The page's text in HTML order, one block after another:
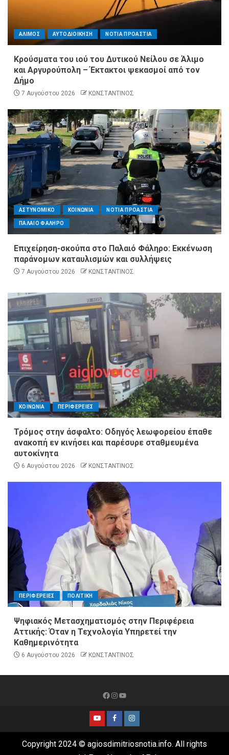
ΑΛΙΜΟΣ ΑΥΤΟΔΙΟΙΚΗΣΗ ΝΟΤΙΑ ΠΡΟΑΣΤΙΑ
Κρούσματα του ιού του Δυτικού Νείλου σε Άλιμο
και Αργυρούπολη – Έκτακτοι ψεκασμοί από τον
Δήμο
7 Αυγούστου 2026 ΚΩΝΣΤΑΝΤΙΝΟΣ
ΑΣΤΥΝΟΜΙΚΟ ΚΟΙΝΩΝΙΑ ΝΟΤΙΑ ΠΡΟΑΣΤΙΑ
ΠΑΛΑΙΟ ΦΑΛΗΡΟ
Επιχείρηση-σκούπα στο Παλαιό Φάληρο: Εκκένωση
παράνομων καταυλισμών και συλλήψεις
7 Αυγούστου 2026 ΚΩΝΣΤΑΝΤΙΝΟΣ
ΚΟΙΝΩΝΙΑ ΠΕΡΙΦΕΡΕΙΕΣ
Τρόμος στην άσφαλτο: Οδηγός λεωφορείου έπαθε
ανακοπή εν κινήσει και παρέσυρε σταθμευμένα
αυτοκίνητα
6 Αυγούστου 2026 ΚΩΝΣΤΑΝΤΙΝΟΣ
ΠΕΡΙΦΕΡΕΙΕΣ ΠΟΛΙΤΙΚΗ
Ψηφιακός Μετασχηματισμός στην Περιφέρεια
Αττικής: Όταν η Τεχνολογία Υπηρετεί την
Καθημερινότητα
6 Αυγούστου 2026 ΚΩΝΣΤΑΝΤΙΝΟΣ
Copyright 2024 © agiosdimitriosnotia.info. All rights